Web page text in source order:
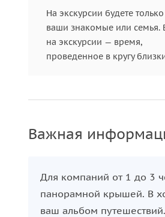
На экскурсии будете
ваши знакомые или семья.
на экскурсии — время,
проведенное в кругу
Важная
Для компаний от 1 до 3
панорамной крышей. В
ваш альбом